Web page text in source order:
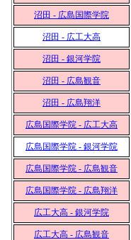
沼田 - 広島国際学院
沼田 - 広工大高
沼田 - 銀河学院
沼田 - 広島観音
沼田 - 広島翔洋
広島国際学院 - 広工大高
広島国際学院 - 銀河学院
広島国際学院 - 広島観音
広島国際学院 - 広島翔洋
広工大高 - 銀河学院
広工大高 - 広島観音